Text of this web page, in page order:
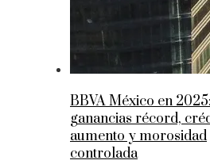
BBVA México en 2025:
ganancias récord,
aumento y morosidad
controlada